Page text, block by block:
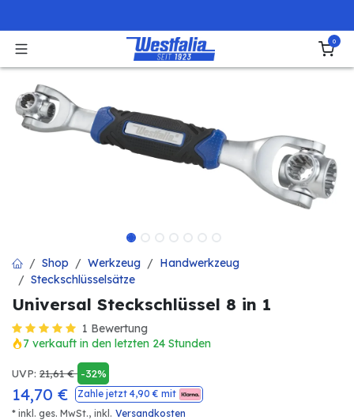
0
Shop Werkzeug
Handwerkzeug
Steckschlüsselsätze
Universal Steckschlüssel 8 in 1
1 Bewertung
7 verkauft in den letzten 24 Stunden
UVP: 21,61€ -32%
14,70 € Zahle jetzt 4,90 € mit
* inkl. ges. MwSt., inkl. Versandkosten